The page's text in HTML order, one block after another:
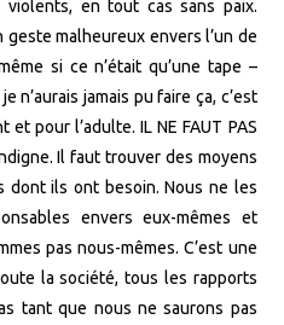
en tout cas sans paix.
geste malheureux envers l’un de
si ce n’était qu’une tape –
n’aurais jamais pu faire ça, c’est
pour l’adulte. IL NE FAUT PAS
indigne. Il faut trouver des moyens
ils ont besoin. Nous ne les
envers eux-mêmes et
pas nous-mêmes. C’est une
la société, tous les rapports
tant que nous ne saurons pas